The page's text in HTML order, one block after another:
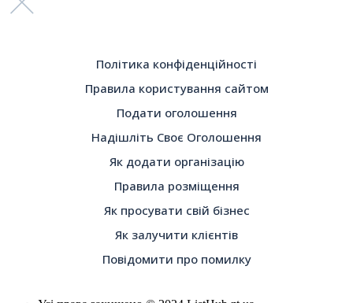
Політика конфіденційності
Правила користування сайтом
Подати оголошення
Надішліть Своє Оголошення
Як додати організацію
Правила розміщення
Як просувати свій бізнес
Як залучити клієнтів
Повідомити про помилку